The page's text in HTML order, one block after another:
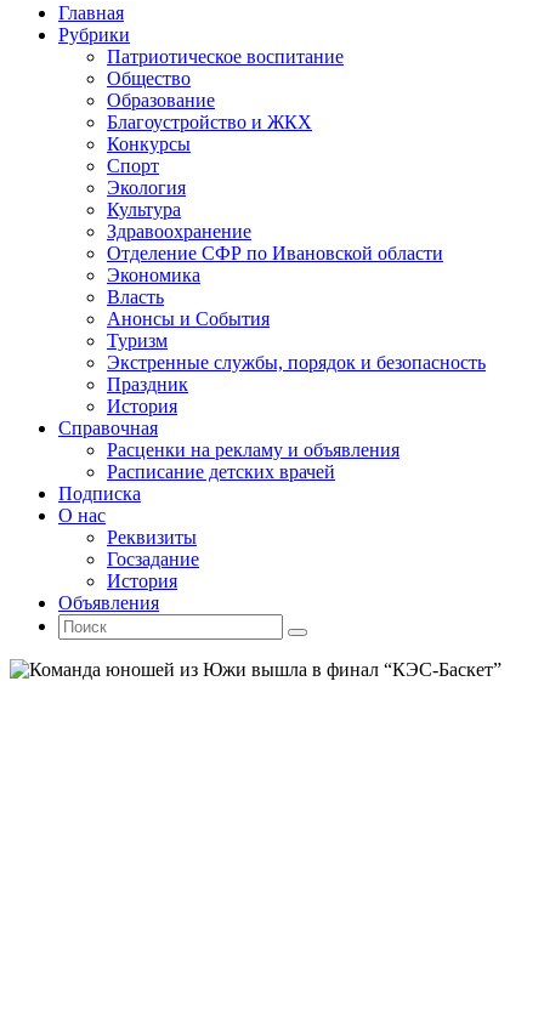
Промотать
содержимому
Главная
Рубрики
Патриотическое воспитание
Общество
Образование
Благоустройство и ЖКХ
Конкурсы
Спорт
Экология
Культура
Здравоохранение
Отделение СФР по Ивановской области
Экономика
Власть
Анонсы и События
Туризм
Экстренные службы, порядок и безопасность
Праздник
История
Справочная
Расценки на рекламу и объявления
Расписание детских врачей
Подписка
О нас
Реквизиты
Госзадание
История
Объявления
Поиск
Искать:
Поиск